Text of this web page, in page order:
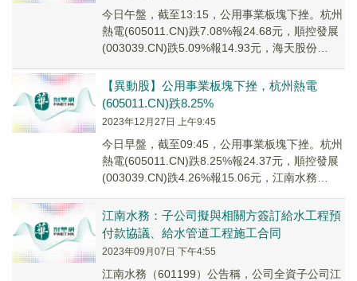
今日午盤，截至13:15，公用事業板塊下挫。杭州
熱電(605011.CN)跌7.08%報24.68元，順控發展
(003039.CN)跌5.09%報14.93元，海天股份
【異動股】公用事業板塊下挫，杭州熱電
(605011.CN)跌8.25%
2023年12月27日 上午9:45
今日早盤，截至09:45，公用事業板塊下挫。杭州
熱電(605011.CN)跌8.25%報24.37元，順控發展
(003039.CN)跌4.26%報15.06元，江南水務
江南水務：子公司擬與相關方簽訂給水工程預
付款協議、給水管道工程施工合同
2023年09月07日 下午4:55
江南水務（601199）公告稱，公司全資子公司江